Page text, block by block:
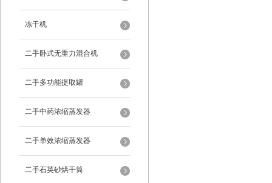
冻干机
二手卧式无重力混合机
二手多功能提取罐
二手中药浓缩蒸发器
二手单效浓缩蒸发器
二手石英砂烘干筒